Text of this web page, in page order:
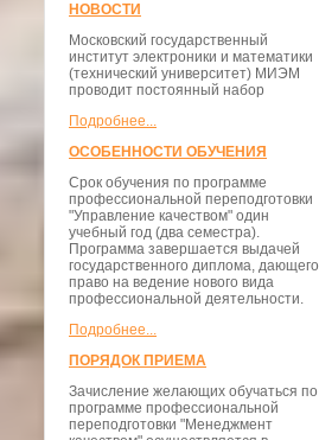
НОВОСТИ
Московский государственный
институт электроники и математики
(технический университет) МИЭМ
проводит постоянный набор
Подробнее...
ОСОБЕННОСТИ ОБУЧЕНИЯ
Срок обучения по программе
профессиональной переподготовки
"Управление качеством" один
учебный год (два семестра).
Программа завершается выдачей
государственного диплома, дающего
право на ведение нового вида
профессиональной деятельности.
Подробнее...
ПОРЯДОК ПРИЕМА
Зачисление желающих обучаться по
программе профессиональной
переподготовки "Менеджмент